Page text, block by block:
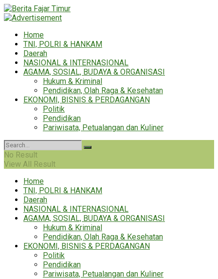
Home
TNI, POLRI & HANKAM
Daerah
NASIONAL & INTERNASIONAL
AGAMA, SOSIAL, BUDAYA & ORGANISASI
Hukum & Kriminal
Pendidikan, Olah Raga & Kesehatan
EKONOMI, BISNIS & PERDAGANGAN
Politik
Pendidikan
Pariwisata, Petualangan dan Kuliner
No Result
View All Result
Home
TNI, POLRI & HANKAM
Daerah
NASIONAL & INTERNASIONAL
AGAMA, SOSIAL, BUDAYA & ORGANISASI
Hukum & Kriminal
Pendidikan, Olah Raga & Kesehatan
EKONOMI, BISNIS & PERDAGANGAN
Politik
Pendidikan
Pariwisata, Petualangan dan Kuliner